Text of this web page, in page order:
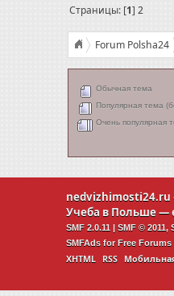
Страницы: [1] 2
Forum Polsha24
Обычная тема
Популярная тема
Очень популярная
nedvizhimosti24.ru
Учеба в Польше —
SMF 2.0.11 | SMF © 2011,
SMFAds for Free Forums
XHTML RSS